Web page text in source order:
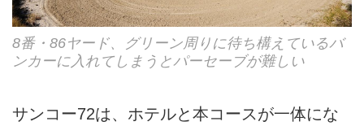
8番・86ヤード、グリーン周りに待ち構えているバ
ンカーに入れてしまうとパーセーブが難しい
サンコー72は、ホテルと本コースが一体にな